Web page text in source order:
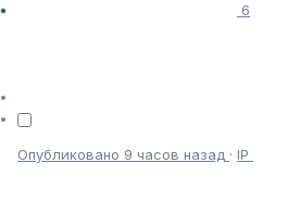
6
Опубликовано 9 часов назад · IP